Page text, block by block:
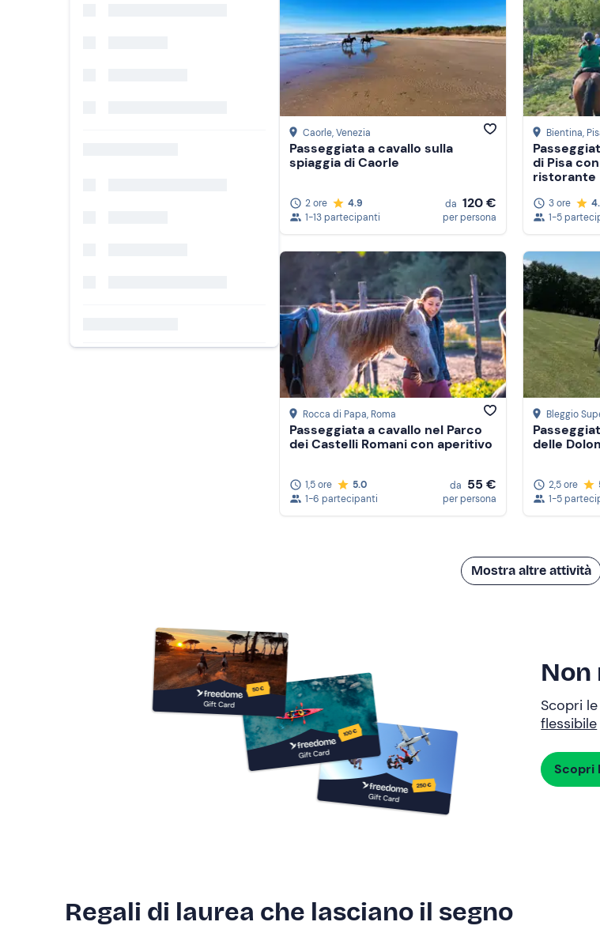
Caorle, Venezia
Passeggiata a cavallo sulla
spiaggia di Caorle
2 ore
4.9
1-13 partecipanti
da 120 €
per persona
Bientina,
di Pisa
ristorante
3 ore
1-5
Rocca di Papa, Roma
Passeggiata a cavallo nel Parco
dei Castelli Romani con aperitivo
1,5 ore
5.0
1-6 partecipanti
da 55 €
per persona
Bleggio
delle
2,5 ore
1-5
Mostra altre attività
Non
Scopri
flessibile
Scopri
Regali di laurea che lasciano il segno